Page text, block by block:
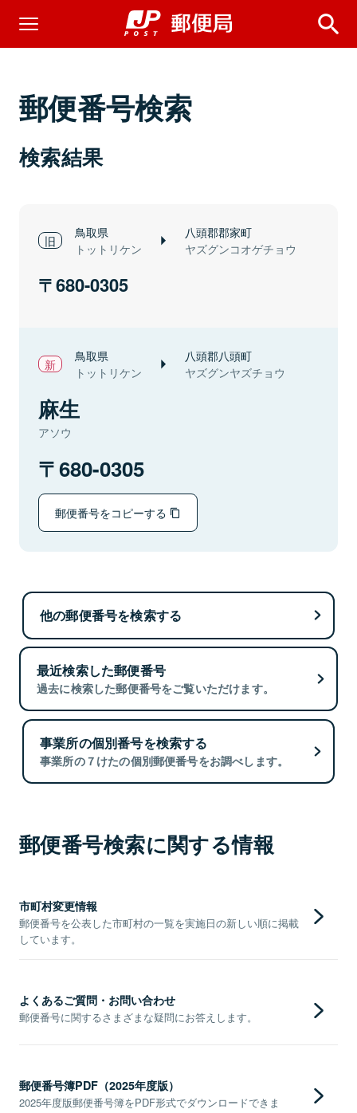
郵便番号検索
検索結果
鳥取県
トットリケン
八頭郡郡家町
ヤズグンコオゲチョウ
680-0305
鳥取県
トットリケン
八頭郡八頭町
ヤズグンヤズチョウ
麻生
アソウ
680-0305
郵便番号をコピーする
他の郵便番号を検索する
最近検索した郵便番号
過去に検索した郵便番号をご覧いただけます。
事業所の個別番号を検索する
事業所の７けたの個別郵便番号をお調べします。
郵便番号検索に関する情報
市町村変更情報
郵便番号を公表した市町村の一覧を実施日の新しい順に掲載
しています。
よくあるご質問・お問い合わせ
郵便番号に関するさまざまな疑問にお答えします。
郵便番号簿PDF（2025年度版）
2025年度版郵便番号簿をPDF形式でダウンロードできま